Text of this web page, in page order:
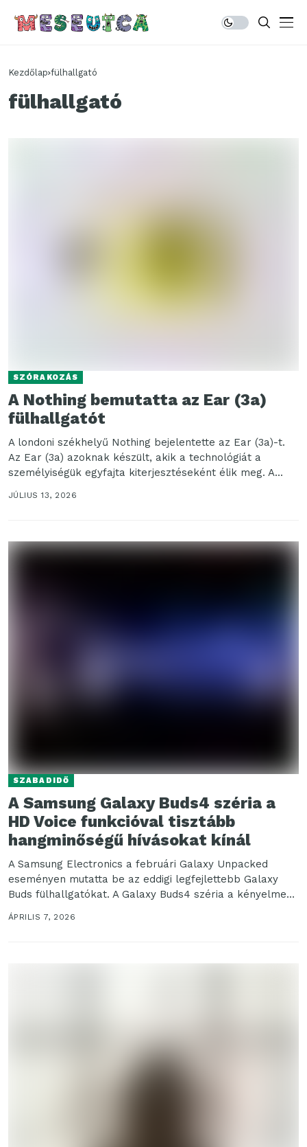
Kezdőlap fülhallgató
fülhallgató
SZÓRAKOZÁS
A Nothing bemutatta az Ear (3a)
fülhallgatót
A londoni székhelyű Nothing bejelentette az Ear (3a)-t.
Az Ear (3a) azoknak készült, akik a technológiát a
személyiségük egyfajta kiterjesztéseként élik meg. A...
JÚLIUS 13, 2026
SZABADIDŐ
A Samsung Galaxy Buds4 széria a
HD Voice funkcióval tisztább
hangminőségű hívásokat kínál
A Samsung Electronics a februári Galaxy Unpacked
eseményen mutatta be az eddigi legfejlettebb Galaxy
Buds fülhallgatókat. A Galaxy Buds4 széria a kényelmes
használat...
ÁPRILIS 7, 2026